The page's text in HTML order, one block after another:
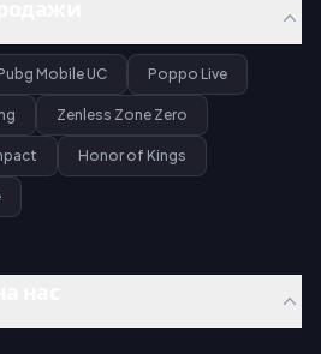
Mobile UC Poppo Live
Zenless Zone Zero
Honor of Kings